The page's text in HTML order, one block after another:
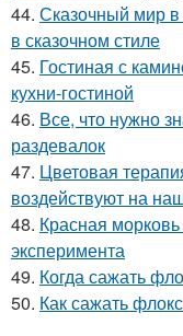
44. Сказочный мир в
в сказочном стиле
45. Гостиная с
кухни-гостиной
46. Все, что нужно
раздевалок
47. Цветовая
воздействуют на
48. Красная
эксперимента
49. Когда сажать
50. Как сажать